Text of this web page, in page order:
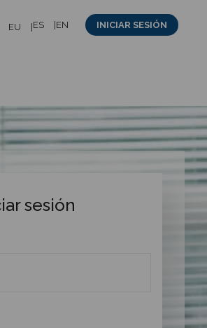
EU ES EN INICIAR SESIÓN
sesión